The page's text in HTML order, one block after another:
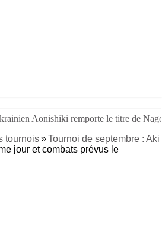
Aonishiki remporte le titre de
de Takerufuji et se rapproche du
tournois»Tournoi de septembre : Aki
jour et combats prévus le